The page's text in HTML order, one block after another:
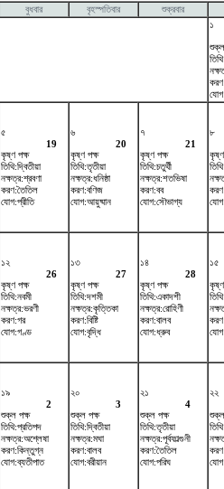
বুধবার বৃহস্পতিবার
শুক্রবার
১
৫
19
কৃষ্ণ পক্ষ
তিথি:দ্বিতীয়া
নক্ষত্র:শ্রবণা
করণ:তৈতিল
যোগ:প্রীতি
৬
20
কৃষ্ণ পক্ষ
তিথি:তৃতীয়া
নক্ষত্র:ধনিষ্ঠা
করণ:বণিজ
যোগ:আয়ুষ্মান
৭
21
কৃষ্ণ পক্ষ
তিথি:চতুর্থী
নক্ষত্র:শতভিষ‌া
করণ:বব
যোগ:সৌভাগ্য
৮
১২
26
কৃষ্ণ পক্ষ
তিথি:নবমী
নক্ষত্র:ভরণী
করণ:গর
যোগ:গণ্ড
১৩
27
কৃষ্ণ পক্ষ
তিথি:দশমী
নক্ষত্র:কৃত্তিকা
করণ:বিষ্টি
যোগ:বৃদ্ধি
১৪
28
কৃষ্ণ পক্ষ
তিথি:একাদশী
নক্ষত্র:রোহিণী
করণ:বালব
যোগ:ধ্রুব
১৫
১৯
2
শুক্ল পক্ষ
তিথি:প্রতিপদ
নক্ষত্র:অশ্লেষা
করণ:কিন্তুগ্ন
যোগ:ব্যতীপাত
২০
3
শুক্ল পক্ষ
তিথি:দ্বিতীয়া
নক্ষত্র:মঘা
করণ:বালব
যোগ:বরীয়ান
২১
4
শুক্ল পক্ষ
তিথি:তৃতীয়া
নক্ষত্র:পূর্বফাল্গুনী
করণ:তৈতিল
যোগ:পরিঘ
২২